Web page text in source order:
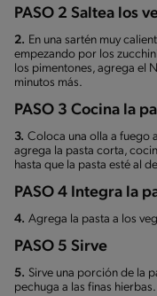
PASO 2 Saltea los
2. En una sartén muy
empezando por los
los pimentones, agrega el
minutos más.
PASO 3 Cocina la
3. Coloca una olla a fuego
agrega la pasta corta,
hasta que la pasta esté al
PASO 4 Integra la
4. Agrega la pasta a los
PASO 5 Sirve
5. Sirve una porción de la
pechuga a las finas hierbas.